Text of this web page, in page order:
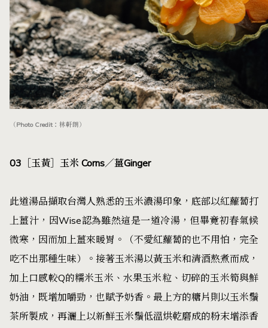
（Photo Credit：林軒朗）
03［玉黃］玉米 Corns／薑Ginger
此道湯品擷取台灣人熟悉的玉米濃湯印象，底部以紅蘿蔔打
上薑汁，因Wise認為雖然這是一道冷湯，但畢竟初春氣候
微寒，因而加上薑來暖胃。（不愛紅蘿蔔的也不用怕，完全
吃不出那種生味）。接著玉米湯以黃玉米和清酒熬煮而成，
加上口感較Q的糯米玉米、水果玉米粒、切碎的玉米筍與鮮
奶油，既增加嚼勁，也賦予奶香。最上方的糖片則以玉米鬚
茶所製成，再灑上以新鮮玉米鬚低溫烘乾磨成的粉末增添香